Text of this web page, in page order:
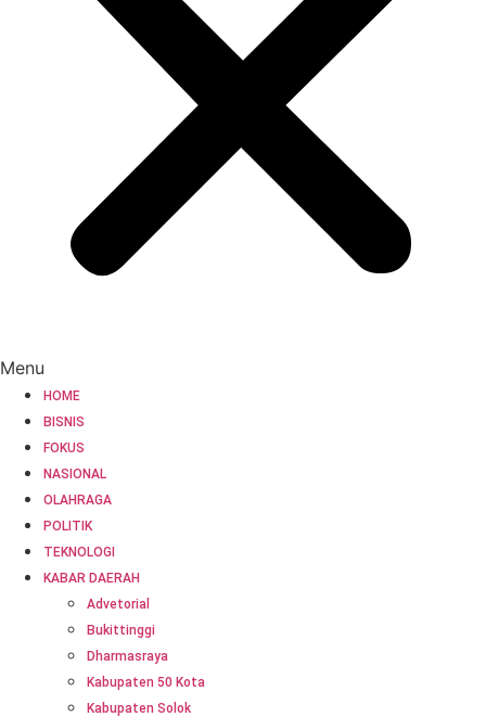
Menu
HOME
BISNIS
FOKUS
NASIONAL
OLAHRAGA
POLITIK
TEKNOLOGI
KABAR DAERAH
Advetorial
Bukittinggi
Dharmasraya
Kabupaten 50 Kota
Kabupaten Solok